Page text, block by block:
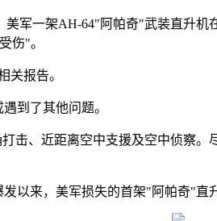
军一架AH-64"阿帕奇"武装直升
伤"。
关报告。
到了其他问题。
击、近距离空中支援及空中侦察
以来，美军损失的首架"阿帕奇"直